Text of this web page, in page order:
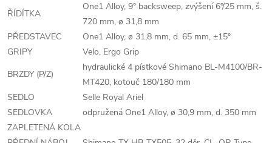
ŘÍDÍTKA
One1 Alloy, 9° backsweep, zvýšení 6°/25 mm, š.
720 mm, ø 31,8 mm
PŘEDSTAVEC
One1 Alloy, ø 31,8 mm, d. 65 mm, ±15°
GRIPY
Velo, Ergo Grip
BRZDY (P/Z)
hydraulické 4 pístkové Shimano BL-M4100/BR-
MT420, kotouč 180/180 mm
SEDLO
Selle Royal Ariel
SEDLOVKA
odpružená One1 Alloy, ø 30,9 mm, d. 350 mm
ZAPLETENÁ KOLA